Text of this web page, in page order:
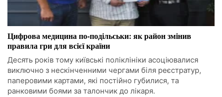
Цифрова медицина по-подільськи: як район змінив
правила гри для всієї країни
Десять років тому київські поліклініки асоціювалися
виключно з нескінченними чергами біля реєстратур,
паперовими картами, які постійно губилися, та
ранковими боями за талончик до лікаря.